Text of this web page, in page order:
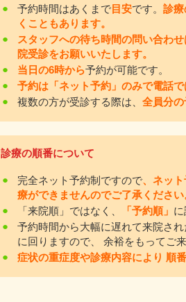
● 予約時間はあくまで目安です。 診
くこともあります。
●
スタッフへの待ち時間の問い合わ
院受診をお願いいたします。
●
当日の6時から予約が可能です。
●
予約は「ネット予約」のみで電話で
●
複数の方が受診する際は、 全員分の
診療の順番について
● 完全ネット予約制ですので、ネッ
療ができませんのでご了承ください
●
「来院順」ではなく、 「予約順」 に
●
予約時間から大幅に遅れて来院さ
に回りますので、 余裕をもってご来
●
症状の重症度や診療内容により 順